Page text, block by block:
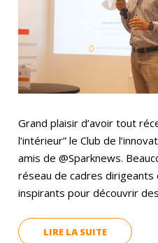
Grand plaisir d’avoir tout
l’intérieur” le Club de
amis de @Sparknews.
réseau de cadres
inspirants pour découvrir
LIRE LA SUITE